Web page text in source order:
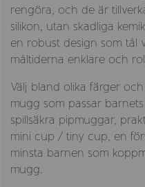
rengöra, och de är
silikon, utan skadliga
en robust design som tål
måltiderna enklare och
Välj bland olika färger
mugg som passar
spillsäkra pipmuggar,
mini cup / tiny cup, en
minsta barnen som
mugg.